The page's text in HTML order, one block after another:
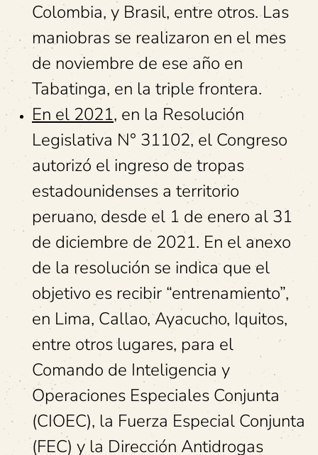
Colombia, y Brasil, entre otros. Las
maniobras se realizaron en el mes
de noviembre de ese año en
Tabatinga, en la triple frontera.
En el 2021, en la Resolución
Legislativa N° 31102, el Congreso
autorizó el ingreso de tropas
estadounidenses a territorio
peruano, desde el 1 de enero al 31
de diciembre de 2021. En el anexo
de la resolución se indica que el
objetivo es recibir “entrenamiento”,
en Lima, Callao, Ayacucho, Iquitos,
entre otros lugares, para el
Comando de Inteligencia y
Operaciones Especiales Conjunta
(CIOEC), la Fuerza Especial Conjunta
(FEC) y la Dirección Antidrogas